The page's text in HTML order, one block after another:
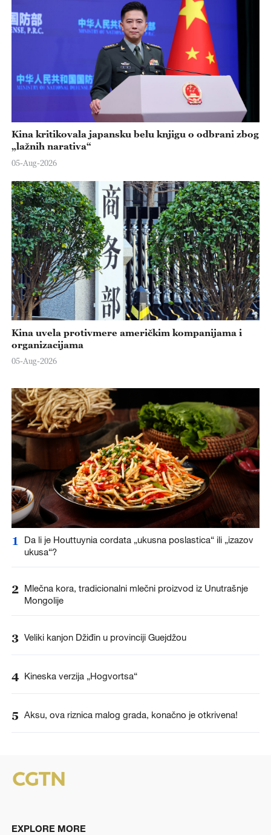
Kina kritikovala japansku belu knjigu o odbrani zbog
„lažnih narativa“
05-Aug-2026
Kina uvela protivmere američkim kompanijama i
organizacijama
05-Aug-2026
1
Da li je Houttuynia cordata „ukusna poslastica“ ili „izazov
ukusa“?
2 Mlečna kora, tradicionalni mlečni proizvod iz Unutrašnje
Mongolije
3 Veliki kanjon Džiđin u provinciji Guejdžou
4 Kineska verzija „Hogvortsa“
5 Aksu, ova riznica malog grada, konačno je otkrivena!
EXPLORE MORE